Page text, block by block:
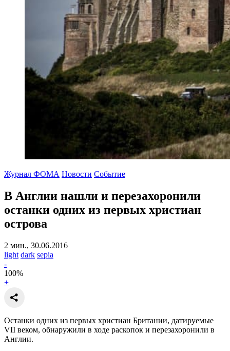
Журнал ФОМА Новости Событие
В Англии нашли и перезахоронили
останки одних из первых христиан
острова
2 мин., 30.06.2016
light dark sepia
-
100%
+
Останки одних из первых христиан Британии, датируемые
VII веком, обнаружили в ходе раскопок и перезахоронили в
Англии.